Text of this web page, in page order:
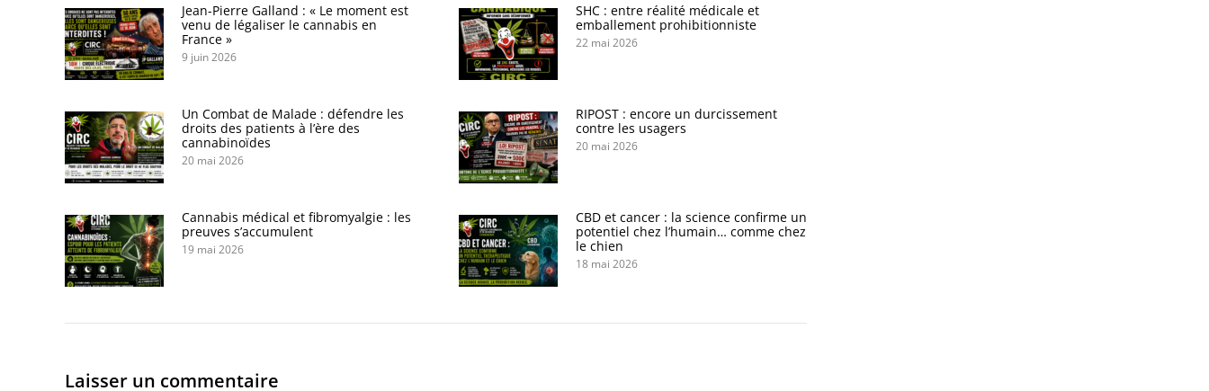
Jean-Pierre Galland : « Le moment est
venu de légaliser le cannabis en
France »
9 juin 2026
SHC : entre réalité médicale et
emballement prohibitionniste
22 mai 2026
Un Combat de Malade : défendre les
droits des patients à l’ère des
cannabinoïdes
20 mai 2026
RIPOST : encore un durcissement
contre les usagers
20 mai 2026
Cannabis médical et fibromyalgie : les
preuves s’accumulent
19 mai 2026
CBD et cancer : la science confirme un
potentiel chez l’humain… comme chez
le chien
18 mai 2026
Laisser un commentaire